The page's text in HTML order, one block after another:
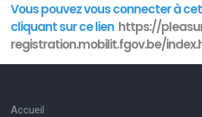
Vous pouvez vous connecter à
cliquant sur ce lien https://
registration.mobilit.fgov.be/
Accueil